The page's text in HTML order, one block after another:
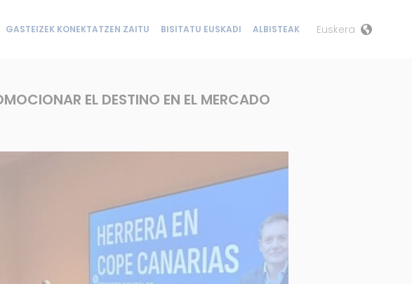
GASTEIZEK KONEKTATZEN ZAITU BISITATU EUSKADI ALBISTEAK Euskera
EL DESTINO EN EL MERCADO